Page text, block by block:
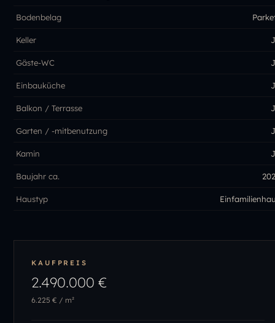
Bodenbelag
Keller
Gäste-WC
Einbauküche
Balkon / Terrasse
Garten / -mitbenutzung
Kamin
Baujahr ca.
Haustyp
KAUFPREIS
2.490.000 €
6.225 € / m²